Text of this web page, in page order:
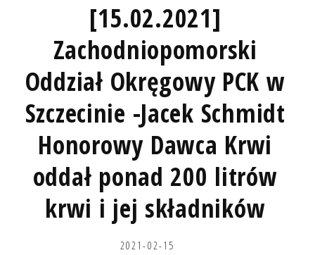
[15.02.2021]
Zachodniopomorski
Oddział Okręgowy PCK w
Szczecinie -Jacek Schmidt
Honorowy Dawca Krwi
oddał ponad 200 litrów
krwi i jej składników
2021-02-15